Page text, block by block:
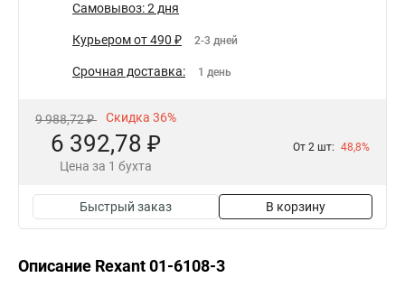
Самовывоз: 2 дня
Курьером от 490 ₽ 2-3 дней
Срочная доставка: 1 день
9 988,72 ₽ Скидка 36%
6 392,78 ₽
Цена за 1 бухта
От 2 шт: 48,8%
Быстрый заказ В корзину
Описание Rexant 01-6108-3